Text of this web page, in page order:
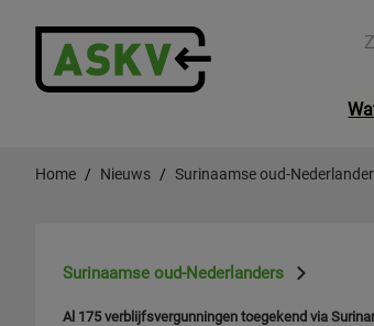
Home Nieuws Surinaamse oud-
Surinaamse oud-Nederlanders
Al 175 verblijfsvergunningen toegekend via